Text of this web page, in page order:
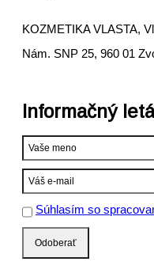
KOZMETIKA VLASTA,
Nám. SNP 25, 960 01
Informačný
Súhlasím so